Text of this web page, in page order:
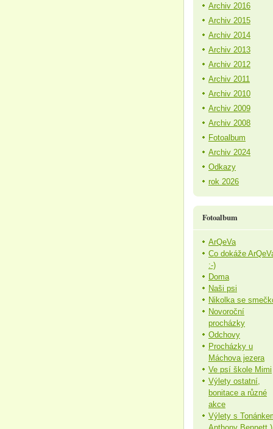
Archiv 2016
Archiv 2015
Archiv 2014
Archiv 2013
Archiv 2012
Archiv 2011
Archiv 2010
Archiv 2009
Archiv 2008
Fotoalbum
Archiv 2024
Odkazy
rok 2026
Fotoalbum
ArQeVa
Co dokáže
:-)
Doma
Naši psi
Nikolka se
Novoroční
procházky
Odchovy
Procházky u
Máchova jezera
Ve psí škole Mimi
Výlety ostatní,
bonitace a různé
akce
Výlety s